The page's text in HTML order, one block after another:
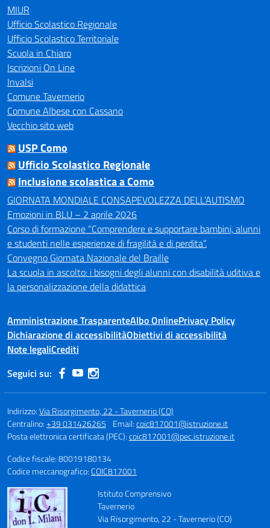
MIUR
Ufficio Scolastico Regionale
Ufficio Scolastico Territoriale
Scuola in Chiaro
Iscrizioni On Line
Invalsi
Comune Tavernerio
Comune Albese con Cassano
Vecchio sito web
USP Como
Ufficio Scolastico Regionale
Inclusione scolastica a Como
GIORNATA MONDIALE CONSAPEVOLEZZA DELL’AUTISMO
Emozioni in BLU – 2 aprile 2026
Corso di formazione “Comprendere e supportare bambini, alunni
e studenti nelle esperienze di fragilità e di perdita”.
Convegno Giornata Nazionale del Braille
La scuola in ascolto: i bisogni degli alunni con disabilità uditiva e
la personalizzazione della didattica
Amministrazione TrasparenteAlbo OnlinePrivacy Policy
Dichiarazione di accessibilitàObiettivi di accessibilità
Note legaliCrediti
Seguici su:
Indirizzo:Via Risorgimento, 22 - Tavernerio (CO)
Centralino:+39 031426265 Email:coic817001@istruzione.it
Posta elettronica certificata (PEC):coic817001@pec.istruzione.it
Codice fiscale: 80019180134
Codice meccanografico:COIC817001
Istituto Comprensivo
Tavernerio
Via Risorgimento, 22 - Tavernerio (CO)